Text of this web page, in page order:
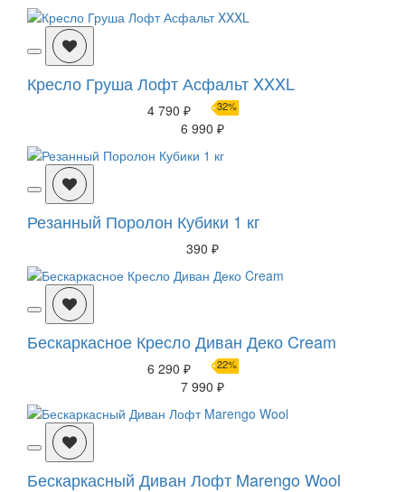
Кресло Груша Лофт Асфальт XXXL
4 790 ₽ 32%
6 990 ₽
Резанный Поролон Кубики 1 кг
390 ₽
Бескаркасное Кресло Диван Деко Cream
6 290 ₽ 22%
7 990 ₽
Бескаркасный Диван Лофт Marengo Wool